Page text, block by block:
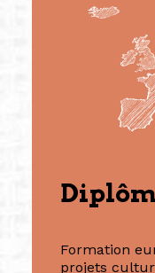
Formation
projets